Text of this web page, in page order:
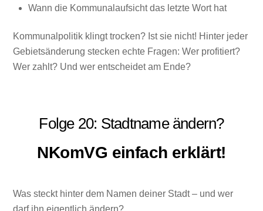
Wann die Kommunalaufsicht das letzte Wort hat
Kommunalpolitik klingt trocken? Ist sie nicht! Hinter jeder
Gebietsänderung stecken echte Fragen: Wer profitiert?
Wer zahlt? Und wer entscheidet am Ende?
Folge 20: Stadtname ändern?
NKomVG einfach erklärt!
Was steckt hinter dem Namen deiner Stadt – und wer